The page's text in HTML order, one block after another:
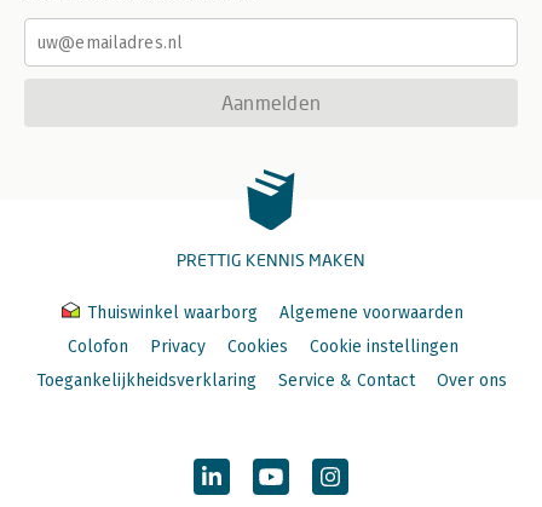
Aanmelden
PRETTIG KENNIS MAKEN
Thuiswinkel waarborg
Algemene voorwaarden
Colofon
Privacy Cookies
Cookie instellingen
Toegankelijkheidsverklaring
Service & Contact Over ons